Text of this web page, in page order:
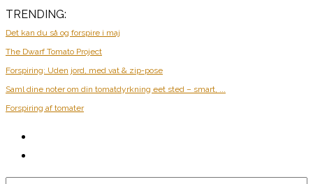
TRENDING:
Det kan du så og forspire i maj
The Dwarf Tomato Project
Forspiring: Uden jord, med vat & zip-pose
Saml dine noter om din tomatdyrkning eet sted – smart, ...
Forspiring af tomater